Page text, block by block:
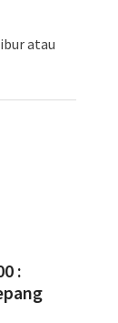
atau
: